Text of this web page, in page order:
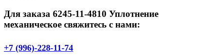
Для заказа 6245-11-4810 Уплотнение
механическое свяжитесь с нами:
+7 (996)-228-11-74